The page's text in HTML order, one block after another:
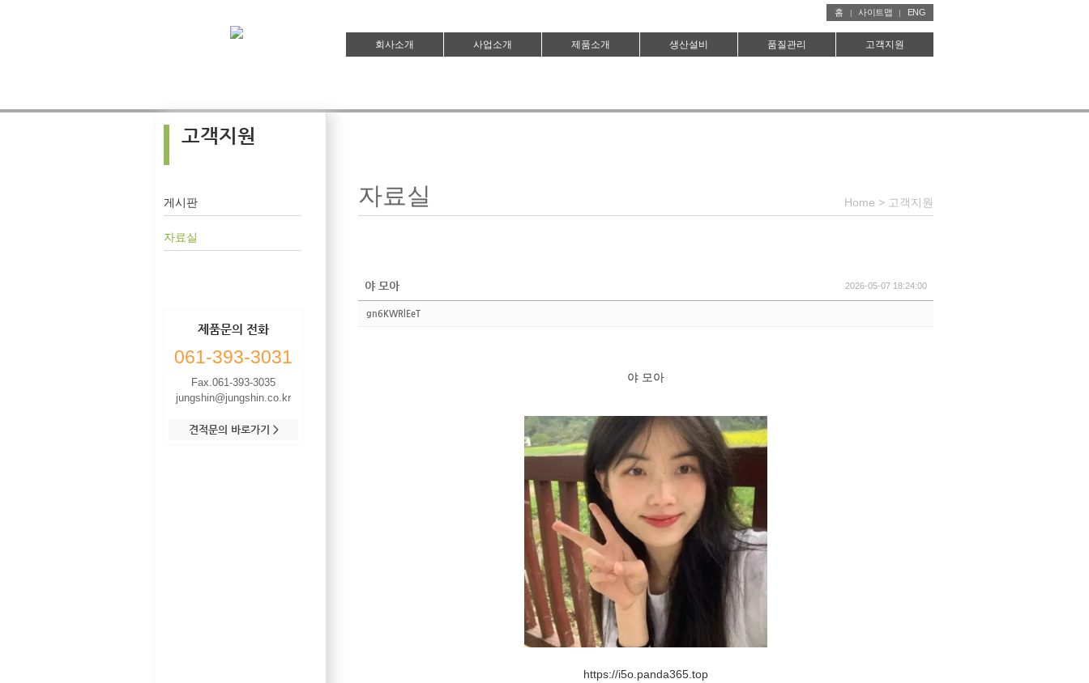
홈 | 사이트맵 | ENG
회사소개 사업소개 제품소개 생산설비 품질관리 고객지원
고객지원
게시판
자료실
제품문의 전화
061-393-3031
Fax.061-393-3035
jungshin@jungshin.co.kr
견적문의 바로가기 >
자료실 Home > 고객지원
야 모아 2026-05-07 18:24:00
gn6KWRlEeT
야 모아
https://i5o.panda365.top